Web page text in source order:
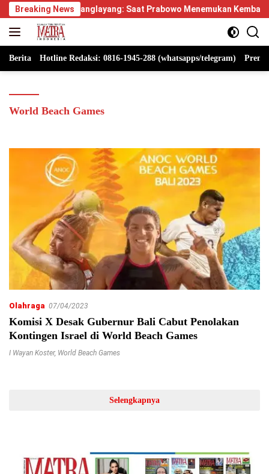
Langsung
ke
konten
Breaking News
Manglayang: Saat Prabowo Menemukan Kembali Jejak Sejarah
Berita Hotline Redaksi: 0816-1945-288 (whatsapps/telegram)
World Beach Games
Olahraga 07/04/2023
Komisi X Desak Gubernur Bali Cabut Penolakan
Kontingen Israel di World Beach Games
I Wayan Koster, World Beach Games
Selengkapnya